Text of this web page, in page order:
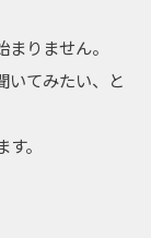
りません。
いてみたい、と
。